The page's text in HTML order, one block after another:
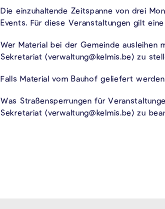
Die einzuhaltende Zeitspanne von drei
Events. Für diese Veranstaltungen gilt
Wer Material bei der Gemeinde
Sekretariat (verwaltung@kelmis.be) zu
Falls Material vom Bauhof geliefert
Was Straßensperrungen für
Sekretariat (verwaltung@kelmis.be) zu